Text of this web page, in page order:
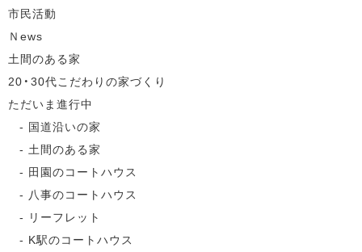
市民活動
Ｎews
土間のある家
20・30代こだわりの家づくり
ただいま進行中
国道沿いの家
土間のある家
田園のコートハウス
八事のコートハウス
リーフレット
K駅のコートハウス